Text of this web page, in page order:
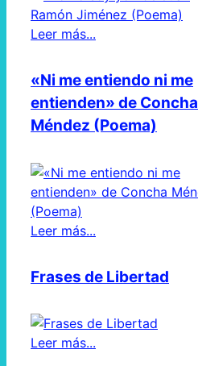
Leer más...
«Ni me entiendo ni me
entienden» de Concha
Méndez (Poema)
Leer más...
Frases de Libertad
Leer más...